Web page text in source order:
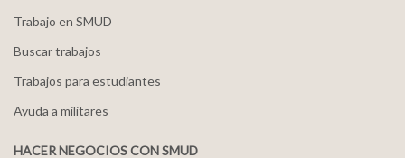
Trabajo en SMUD
Buscar trabajos
Trabajos para estudiantes
Ayuda a militares
HACER NEGOCIOS CON SMUD